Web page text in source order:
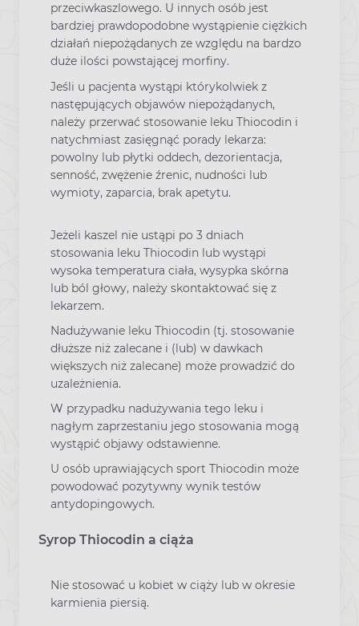
przeciwkaszlowego. U innych osób jest
bardziej prawdopodobne wystąpienie ciężkich
działań niepożądanych ze względu na bardzo
duże ilości powstającej morfiny.
Jeśli u pacjenta wystąpi którykolwiek z
następujących objawów niepożądanych,
należy przerwać stosowanie leku Thiocodin i
natychmiast zasięgnąć porady lekarza:
powolny lub płytki oddech, dezorientacja,
senność, zwężenie źrenic, nudności lub
wymioty, zaparcia, brak apetytu.
Jeżeli kaszel nie ustąpi po 3 dniach
stosowania leku Thiocodin lub wystąpi
wysoka temperatura ciała, wysypka skórna
lub ból głowy, należy skontaktować się z
lekarzem.
Nadużywanie leku Thiocodin (tj. stosowanie
dłuższe niż zalecane i (lub) w dawkach
większych niż zalecane) może prowadzić do
uzależnienia.
W przypadku nadużywania tego leku i
nagłym zaprzestaniu jego stosowania mogą
wystąpić objawy odstawienne.
U osób uprawiających sport Thiocodin może
powodować pozytywny wynik testów
antydopingowych.
Syrop Thiocodin a ciąża
Nie stosować u kobiet w ciąży lub w okresie
karmienia piersią.